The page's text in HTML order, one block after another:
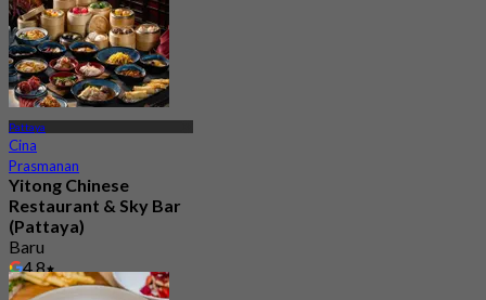
Pattaya
Cina
Prasmanan
Yitong Chinese
Restaurant & Sky Bar
(Pattaya)
Baru
4.8
Dari฿ 666.66